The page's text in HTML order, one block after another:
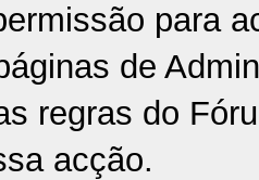
para
de
regras do
acção.